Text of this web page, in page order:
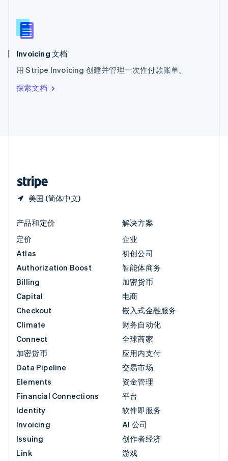
Invoicing 文档
用 Stripe Invoicing 创建并管理一次性付款账单。
探索文档
美国 (简体中文)
新西兰
English
匈牙利
English
意大利
ItalianoEnglish
印度
English
产品和定价
定价
Atlas
Authorization Boost
Billing
Capital
Checkout
Climate
Connect
加密货币
Data Pipeline
Elements
Financial Connections
Identity
Invoicing
Issuing
Link
解决方案
企业
初创公司
智能体商务
加密货币
电商
嵌入式金融服务
财务自动化
全球商家
应用内支付
交易市场
资金管理
平台
软件即服务
AI 公司
创作者经济
游戏